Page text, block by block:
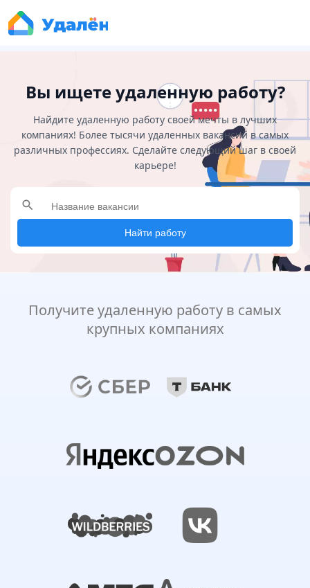
Вы ищете удаленную работу?
Найдите удаленную работу своей мечты в лучших
компаниях! Более тысячи удаленных вакансий в самых
различных профессиях. Сделайте следующий шаг в своей
карьере!
search
Найти работу
Получите удаленную работу в самых
крупных компаниях